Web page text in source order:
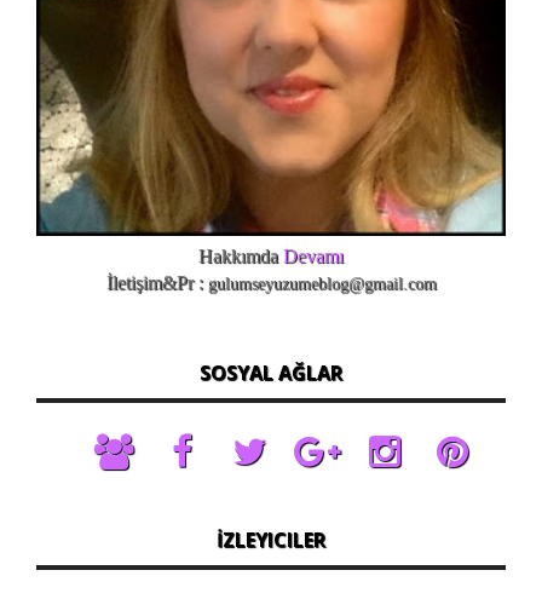
HakkımdaDevamı
İletişim&Pr : gulumseyuzumeblog@gmail.com
SOSYAL AĞLAR
İZLEYICILER